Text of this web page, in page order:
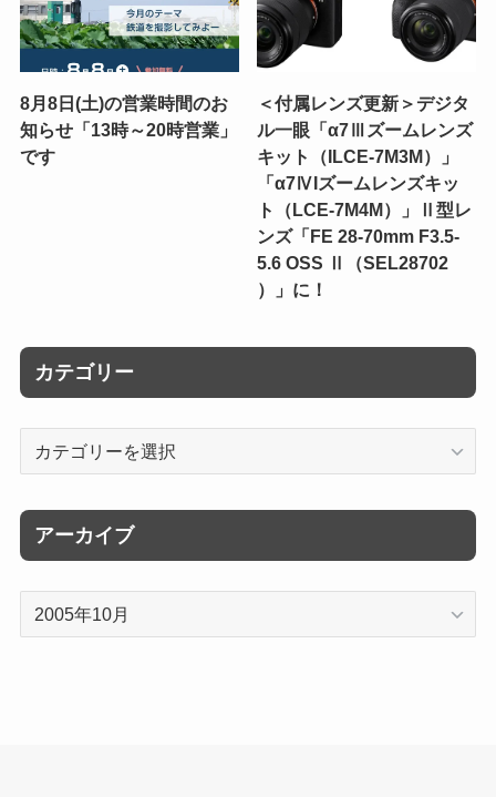
8月8日(土)の営業時間のお
知らせ「13時～20時営業」
です
＜付属レンズ更新＞デジタ
ル一眼「α7Ⅲズームレンズ
キット（ILCE-7M3M）」
「α7ⅣIズームレンズキッ
ト（LCE-7M4M）」Ⅱ型レ
ンズ「FE 28-70mm F3.5-
5.6 OSS Ⅱ（SEL28702
）」に！
カテゴリー
リ
ー
アーカイブ